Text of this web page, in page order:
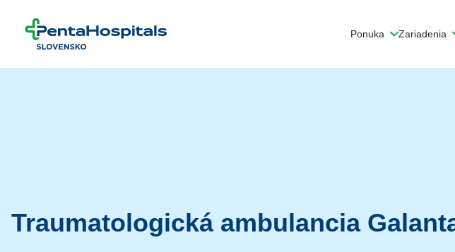
Ponuka Zariadenia
Traumatologická ambulancia